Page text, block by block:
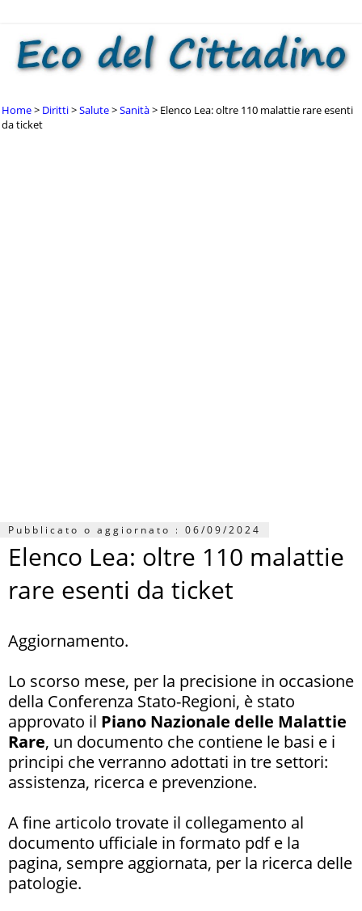
Home Diritti Salute Sanità
Elenco Lea: oltre 110 malattie rare esenti
da ticket
Pubblicato o aggiornato : 06/09/2024
Elenco Lea: oltre 110 malattie
rare esenti da ticket
Aggiornamento.
Lo scorso mese, per la precisione in occasione
della Conferenza Stato-Regioni, è stato
approvato il Piano Nazionale delle Malattie
Rare, un documento che contiene le basi e i
principi che verranno adottati in tre settori:
assistenza, ricerca e prevenzione.
A fine articolo trovate il collegamento al
documento ufficiale in formato pdf e la
pagina, sempre aggiornata, per la ricerca delle
patologie.